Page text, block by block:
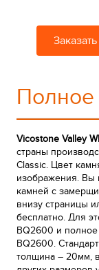
Полное
Vicostone Valley
страны
Classic. Цвет
изображения. Вы
камней с
внизу страницы
бесплатно. Для
BQ2600 и
BQ2600.
толщина – 20мм,